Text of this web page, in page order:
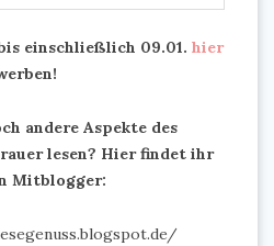
einschließlich 09.01. hier
andere Aspekte des
lesen? Hier findet ihr
Mitblogger: